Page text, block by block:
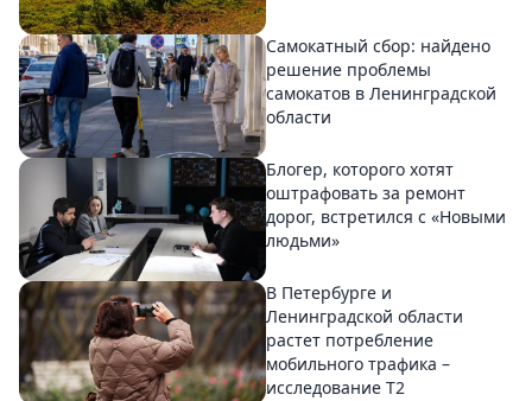
Самокатный сбор: найдено
решение проблемы
самокатов в Ленинградской
области
Блогер, которого хотят
оштрафовать за ремонт
дорог, встретился с «Новыми
людьми»
В Петербурге и
Ленинградской области
растет потребление
мобильного трафика –
исследование T2